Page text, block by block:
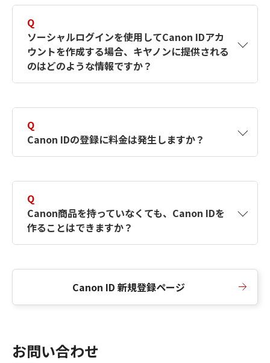
す。詳しい作成方法は【カメラ】Canon IDとは
何ですか？Canon IDの作成方法は？をご確認く
ださい。
Q
ソーシャルログインを使用してCanon IDアカ
ウントを作成する場合、キヤノンに提供される
のはどのような情報ですか？
択したサービスから取得します。アカウントを
簡単に作成できるように、この情報を使用して
Canon IDの登録フォームを入力します。
Q
Canon IDの登録に料金は発生しますか？
Q
Canon商品を持っていなくても、Canon IDを
作ることはできますか？
Canon ID 新規登録ページ
お問い合わせ